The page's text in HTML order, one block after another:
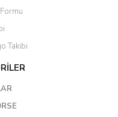
Takibi